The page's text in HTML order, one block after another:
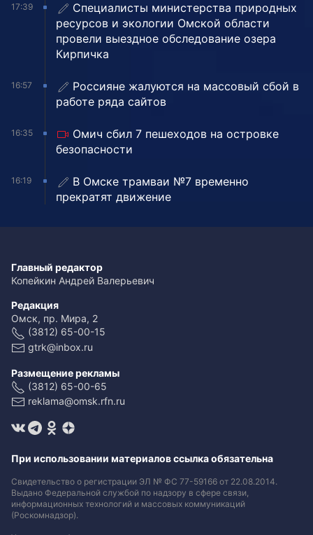
17:39
Специалисты министерства природных
ресурсов и экологии Омской области
провели выездное обследование озера
Кирпичка
16:57
Россияне жалуются на массовый сбой в
работе ряда сайтов
16:35
Омич сбил 7 пешеходов на островке
безопасности
16:19
В Омске трамваи №7 временно
прекратят движение
Главный редактор
Копейкин Андрей Валерьевич
Редакция
Омск, пр. Мира, 2
(3812) 65-00-15
gtrk@inbox.ru
Размещение рекламы
(3812) 65-00-65
reklama@omsk.rfn.ru
При использовании материалов ссылка обязательна
Свидетельство о регистрации ЭЛ № ФС 77-59166 от 22.08.2014.
Выдано Федеральной службой по надзору в сфере связи,
информационных технологий и массовых коммуникаций
(Роскомнадзор).